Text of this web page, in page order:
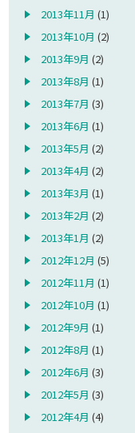
2013年11月 (1)
2013年10月 (2)
2013年9月 (2)
2013年8月 (1)
2013年7月 (3)
2013年6月 (1)
2013年5月 (2)
2013年4月 (2)
2013年3月 (1)
2013年2月 (2)
2013年1月 (2)
2012年12月 (5)
2012年11月 (1)
2012年10月 (1)
2012年9月 (1)
2012年8月 (1)
2012年6月 (3)
2012年5月 (3)
2012年4月 (4)